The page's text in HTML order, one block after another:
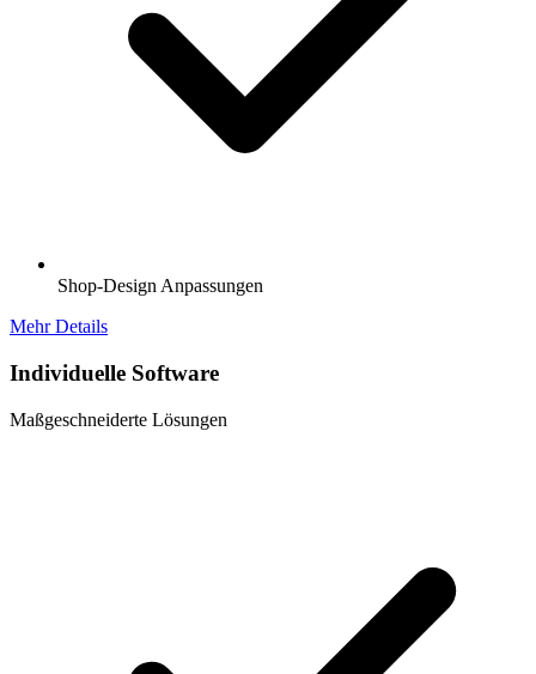
Shop-Design Anpassungen
Mehr Details
Individuelle Software
Maßgeschneiderte Lösungen